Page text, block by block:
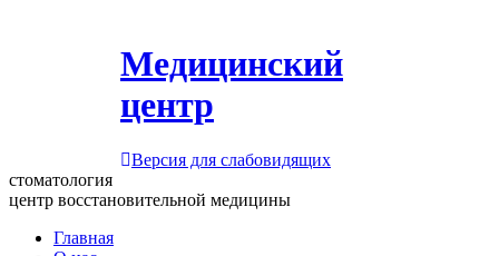
Медицинский
центр
Версия для слабовидящих
стоматология
центр восстановительной медицины
Главная